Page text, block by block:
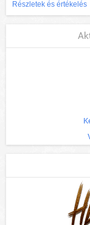
Részletek és értékelés